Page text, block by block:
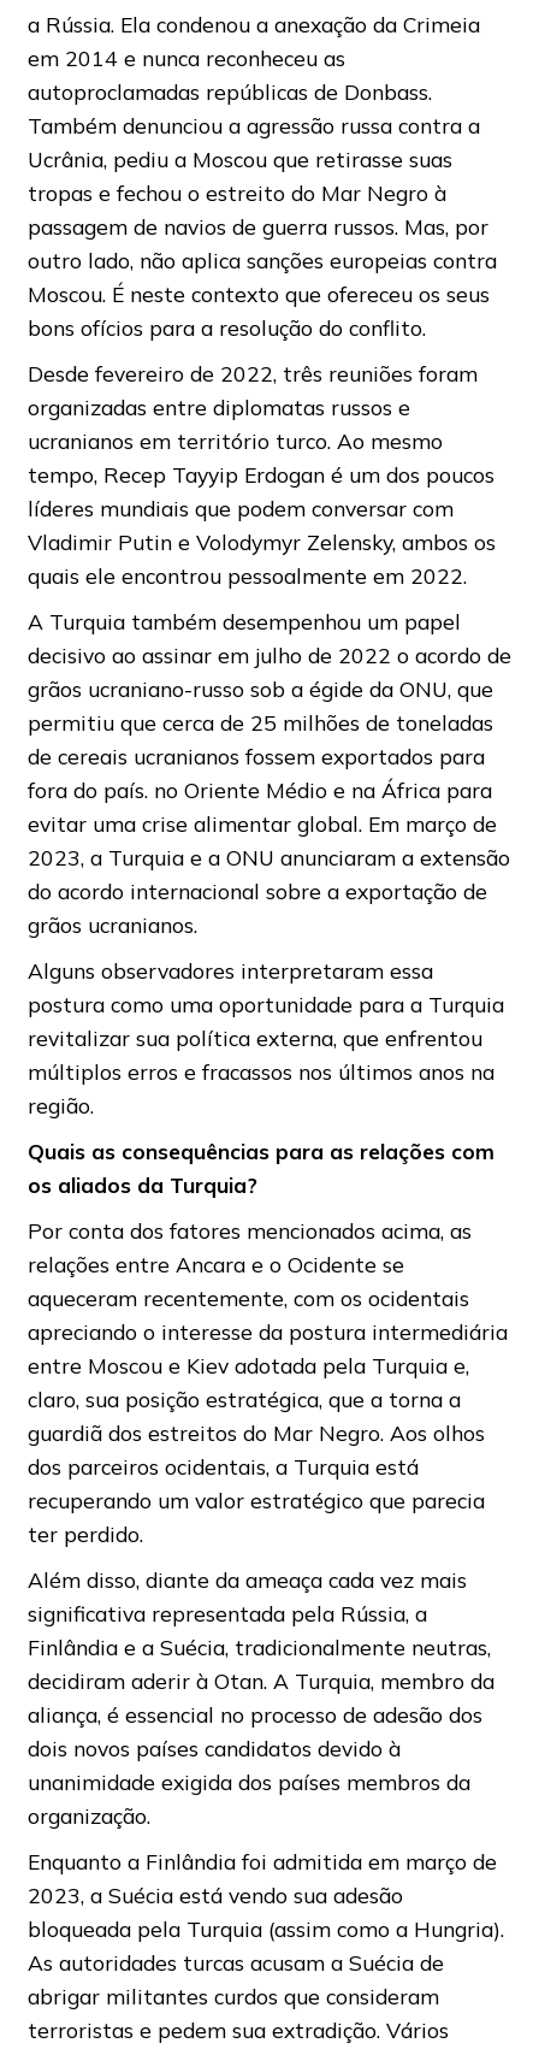
a Rússia. Ela condenou a anexação da Crimeia
em 2014 e nunca reconheceu as
autoproclamadas repúblicas de Donbass.
Também denunciou a agressão russa contra a
Ucrânia, pediu a Moscou que retirasse suas
tropas e fechou o estreito do Mar Negro à
passagem de navios de guerra russos. Mas, por
outro lado, não aplica sanções europeias contra
Moscou. É neste contexto que ofereceu os seus
bons ofícios para a resolução do conflito.
Desde fevereiro de 2022, três reuniões foram
organizadas entre diplomatas russos e
ucranianos em território turco. Ao mesmo
tempo, Recep Tayyip Erdogan é um dos poucos
líderes mundiais que podem conversar com
Vladimir Putin e Volodymyr Zelensky, ambos os
quais ele encontrou pessoalmente em 2022.
A Turquia também desempenhou um papel
decisivo ao assinar em julho de 2022 o acordo de
grãos ucraniano-russo sob a égide da ONU, que
permitiu que cerca de 25 milhões de toneladas
de cereais ucranianos fossem exportados para
fora do país. no Oriente Médio e na África para
evitar uma crise alimentar global. Em março de
2023, a Turquia e a ONU anunciaram a extensão
do acordo internacional sobre a exportação de
grãos ucranianos.
Alguns observadores interpretaram essa
postura como uma oportunidade para a Turquia
revitalizar sua política externa, que enfrentou
múltiplos erros e fracassos nos últimos anos na
região.
Quais as consequências para as relações com
os aliados da Turquia?
Por conta dos fatores mencionados acima, as
relações entre Ancara e o Ocidente se
aqueceram recentemente, com os ocidentais
apreciando o interesse da postura intermediária
entre Moscou e Kiev adotada pela Turquia e,
claro, sua posição estratégica, que a torna a
guardiã dos estreitos do Mar Negro. Aos olhos
dos parceiros ocidentais, a Turquia está
recuperando um valor estratégico que parecia
ter perdido.
Além disso, diante da ameaça cada vez mais
significativa representada pela Rússia, a
Finlândia e a Suécia, tradicionalmente neutras,
decidiram aderir à Otan. A Turquia, membro da
aliança, é essencial no processo de adesão dos
dois novos países candidatos devido à
unanimidade exigida dos países membros da
organização.
Enquanto a Finlândia foi admitida em março de
2023, a Suécia está vendo sua adesão
bloqueada pela Turquia (assim como a Hungria).
As autoridades turcas acusam a Suécia de
abrigar militantes curdos que consideram
terroristas e pedem sua extradição. Vários